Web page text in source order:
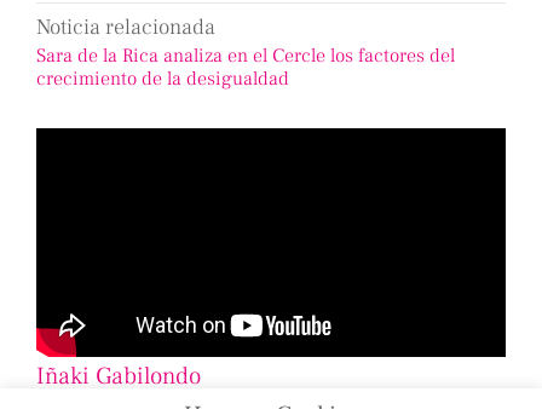
Noticia relacionada
Sara de la Rica analiza en el Cercle los factores del
crecimiento de la desigualdad
Iñaki Gabilondo